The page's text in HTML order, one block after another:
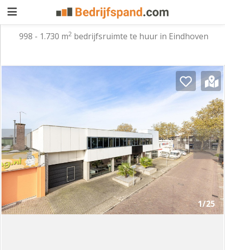
Waarom
adverteren
Premium
adverteren
Blog
Registreren
Login
998 - 1.730 m2bedrijfsruimte te huur in Eindhoven
1/25